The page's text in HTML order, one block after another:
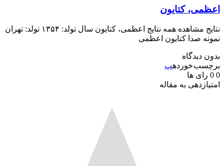
کتایون
نتایج مشاهده همه نتایج اعظمی، کتایون سال تولد: ۱۳۵۴ تولد: تهران
صدا کتایون اعظمی
دیدگاه
خوردهپ
رای ها
به مقاله